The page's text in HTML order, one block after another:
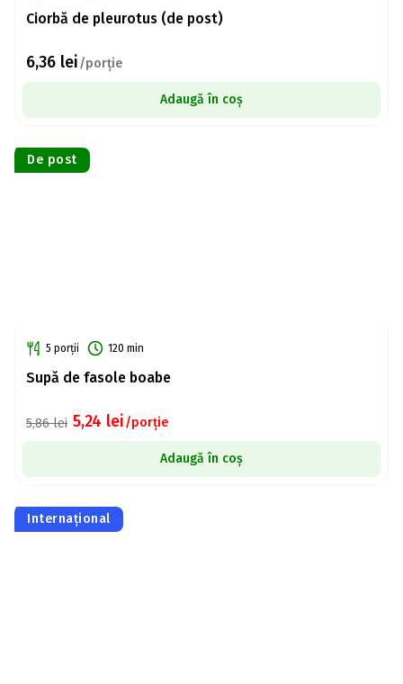
Ciorbă de pleurotus (de post)
6,36 lei/porție
Adaugă în coș
De post
5 porții 120 min
Supă de fasole boabe
5,86lei 5,24 lei/porție
Adaugă în coș
Internațional